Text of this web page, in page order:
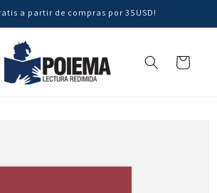
a partir de compras por 35USD!
Carrito